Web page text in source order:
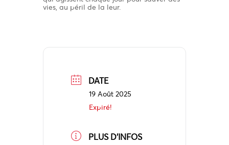
vies, au péril de la leur.
DATE
19 Août 2025
Expiré!
PLUS D'INFOS